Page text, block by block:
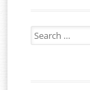
Search
for: